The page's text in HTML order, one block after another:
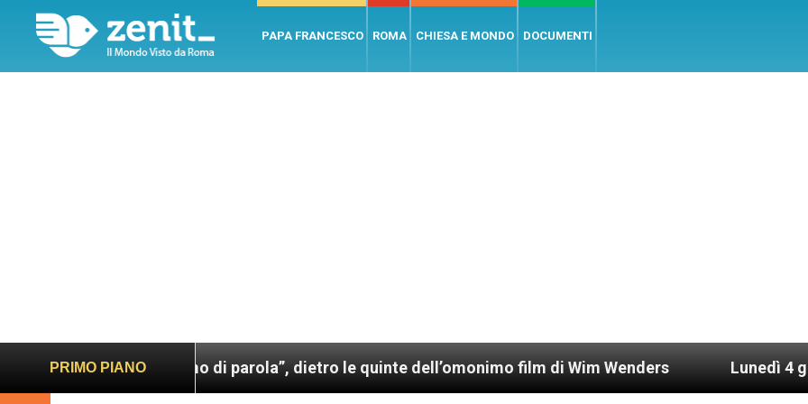
PAPA FRANCESCO ROMA CHIESA E MONDO DOCUMENTI
PRIMO PIANO
Un uomo di parola”, dietro le quinte dell’omonimo film di Wim Wenders Lunedì 4 gennaio